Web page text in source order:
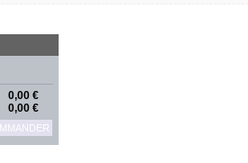
0,00 €
0,00 €